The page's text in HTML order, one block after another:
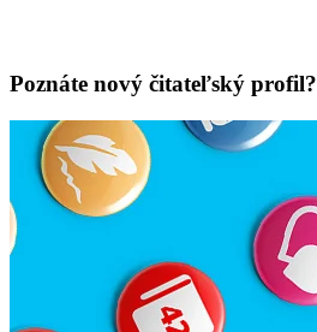
Poznáte nový čitateľský profil?